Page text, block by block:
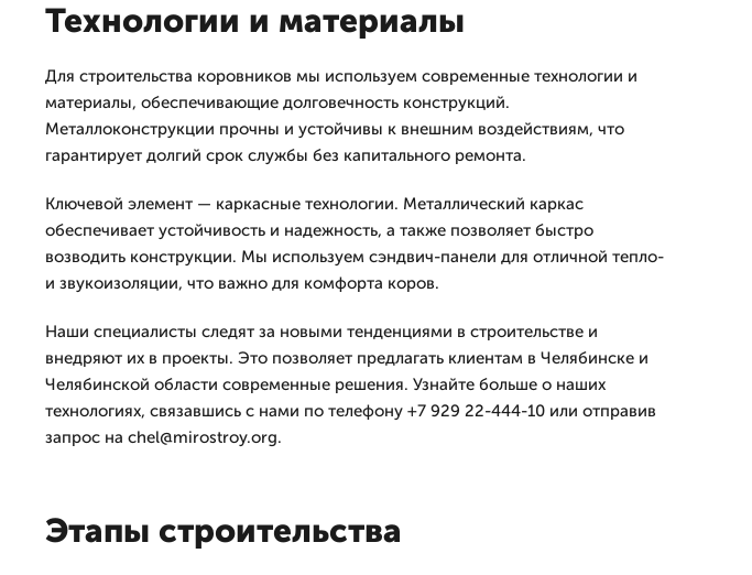
Технологии и материалы
Для строительства коровников мы используем современные технологии и
материалы, обеспечивающие долговечность конструкций.
Металлоконструкции прочны и устойчивы к внешним воздействиям, что
гарантирует долгий срок службы без капитального ремонта.
Ключевой элемент — каркасные технологии. Металлический каркас
обеспечивает устойчивость и надежность, а также позволяет быстро
возводить конструкции. Мы используем сэндвич-панели для отличной тепло-
и звукоизоляции, что важно для комфорта коров.
Наши специалисты следят за новыми тенденциями в строительстве и
внедряют их в проекты. Это позволяет предлагать клиентам в Челябинске и
Челябинской области современные решения. Узнайте больше о наших
технологиях, связавшись с нами по телефону +7 929 22-444-10 или отправив
запрос на chel@mirostroy.org.
Этапы строительства